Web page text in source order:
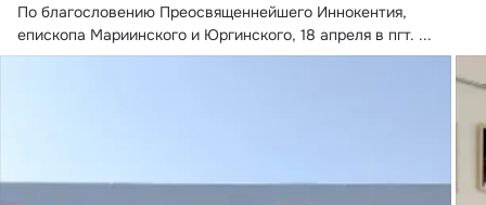
По благословению Преосвященнейшего Иннокентия,
епископа Мариинского и Юргинского, 18 апреля в пгт. ...